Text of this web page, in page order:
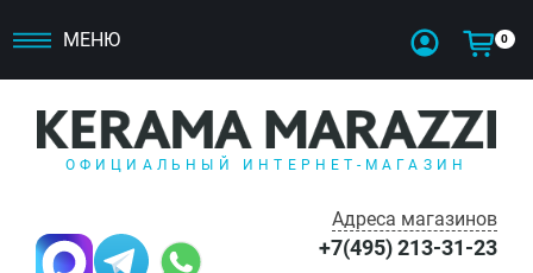
МЕНЮ 0
ОФИЦИАЛЬНЫЙ ИНТЕРНЕТ-МАГАЗИН
Адреса магазинов
+7(495) 213-31-23